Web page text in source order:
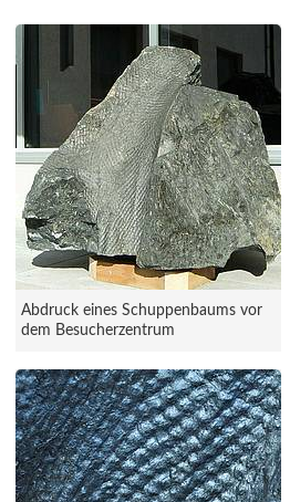
Abdruck eines Schuppenbaums vor
dem Besucherzentrum